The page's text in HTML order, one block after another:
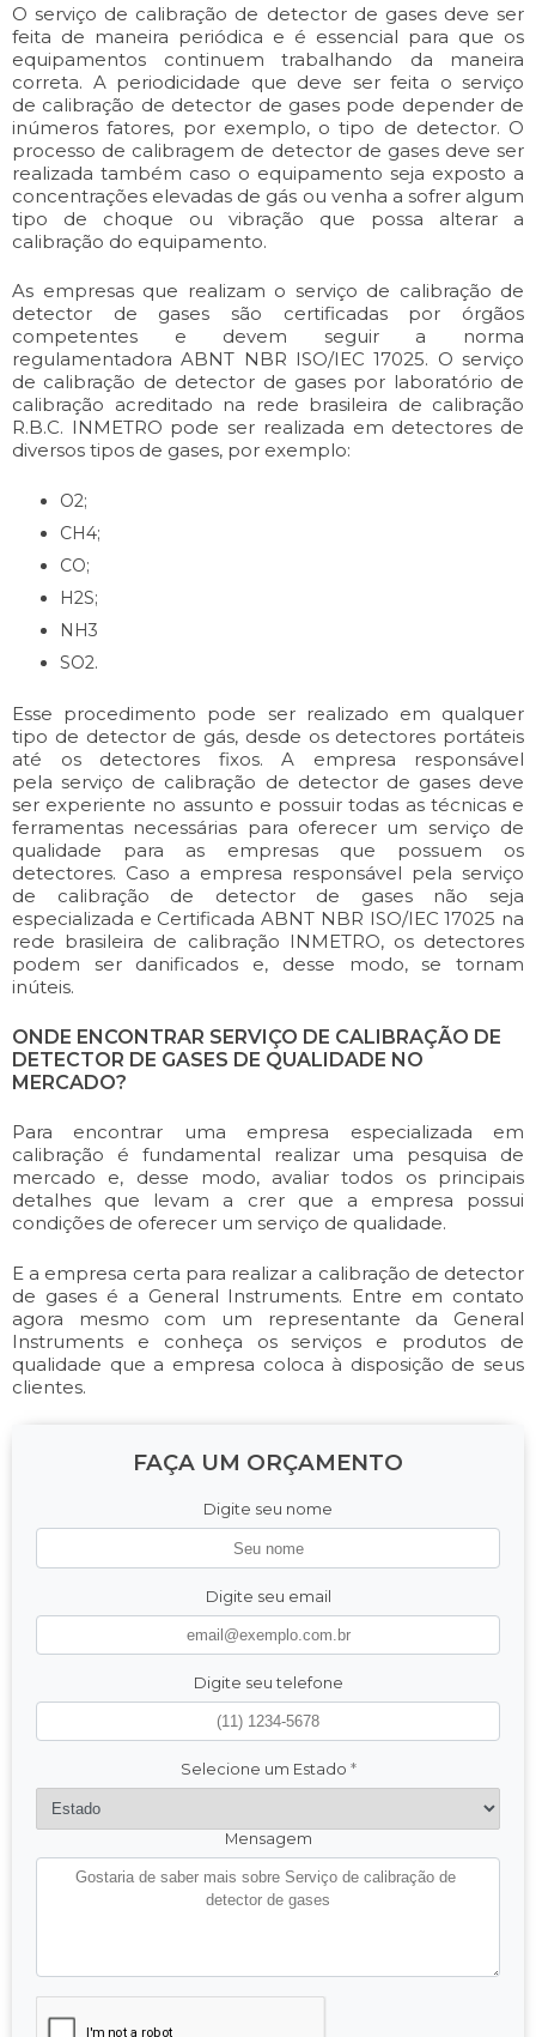
O serviço de calibração de detector de gases deve ser
feita de maneira periódica e é essencial para que os
equipamentos continuem trabalhando da maneira
correta. A periodicidade que deve ser feita o serviço
de calibração de detector de gases pode depender de
inúmeros fatores, por exemplo, o tipo de detector. O
processo de calibragem de detector de gases deve ser
realizada também caso o equipamento seja exposto a
concentrações elevadas de gás ou venha a sofrer algum
tipo de choque ou vibração que possa alterar a
calibração do equipamento.
As empresas que realizam o serviço de calibração de
detector de gases são certificadas por órgãos
competentes e devem seguir a norma
regulamentadora ABNT NBR ISO/IEC 17025. O serviço
de calibração de detector de gases por laboratório de
calibração acreditado na rede brasileira de calibração
R.B.C. INMETRO pode ser realizada em detectores de
diversos tipos de gases, por exemplo:
O2;
CH4;
CO;
H2S;
NH3
SO2.
Esse procedimento pode ser realizado em qualquer
tipo de detector de gás, desde os detectores portáteis
até os detectores fixos. A empresa responsável
pela serviço de calibração de detector de gases deve
ser experiente no assunto e possuir todas as técnicas e
ferramentas necessárias para oferecer um serviço de
qualidade para as empresas que possuem os
detectores. Caso a empresa responsável pela serviço
de calibração de detector de gases não seja
especializada e Certificada ABNT NBR ISO/IEC 17025 na
rede brasileira de calibração INMETRO, os detectores
podem ser danificados e, desse modo, se tornam
inúteis.
ONDE ENCONTRAR SERVIÇO DE CALIBRAÇÃO DE
DETECTOR DE GASES DE QUALIDADE NO
MERCADO?
Para encontrar uma empresa especializada em
calibração é fundamental realizar uma pesquisa de
mercado e, desse modo, avaliar todos os principais
detalhes que levam a crer que a empresa possui
condições de oferecer um serviço de qualidade.
E a empresa certa para realizar a calibração de detector
de gases é a General Instruments. Entre em contato
agora mesmo com um representante da General
Instruments e conheça os serviços e produtos de
qualidade que a empresa coloca à disposição de seus
clientes.
FAÇA UM ORÇAMENTO
Digite seu nome
Digite seu email
Digite seu telefone
Selecione um Estado *
Mensagem